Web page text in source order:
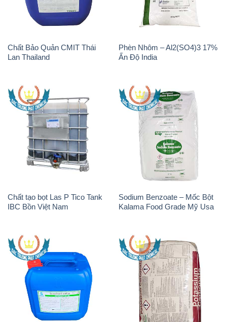
Chất Bảo Quản CMIT Thái
Lan Thailand
Phèn Nhôm – Al2(SO4)3 17%
Ấn Độ India
Chất tạo bọt Las P Tico Tank
IBC Bồn Việt Nam
Sodium Benzoate – Mốc Bột
Kalama Food Grade Mỹ Usa